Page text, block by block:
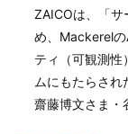
ZAICOは、「サ
め、Mackerelの
ティ（可観測性
ムにもたらさ
齋藤博文さま・